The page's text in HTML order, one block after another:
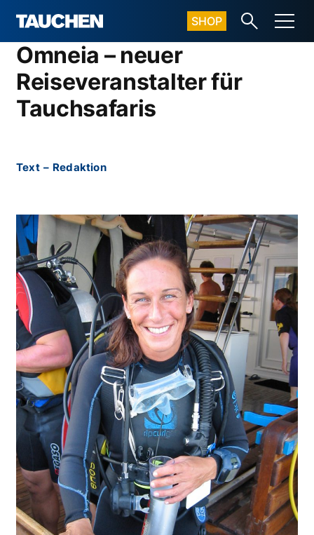
SHOP
Omneia – neuer
Reiseveranstalter für
Tauchsafaris
Text – Redaktion